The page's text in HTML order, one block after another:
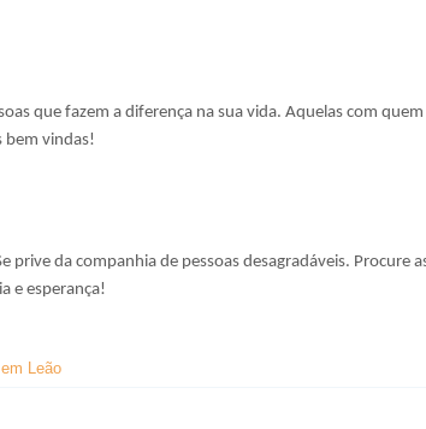
que fazem a diferença na sua vida. Aquelas com quem
bem vindas!
prive da companhia de pessoas desagradáveis. Procure
e esperança!
em Leão